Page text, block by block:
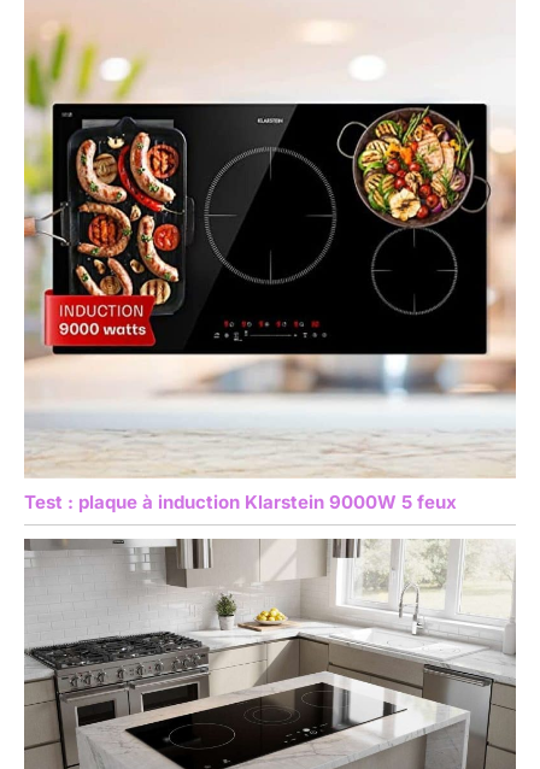
Test : plaque à induction Klarstein 9000W 5 feux